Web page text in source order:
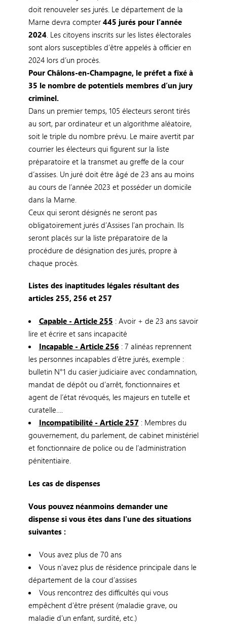
doit renouveler ses jurés. Le département de la
Marne devra compter 445 jurés pour l’année
2024. Les citoyens inscrits sur les listes électorales
sont alors susceptibles d’être appelés à officier en
2024 lors d’un procès.
Pour Châlons-en-Champagne, le préfet a fixé à
35 le nombre de potentiels membres d’un jury
criminel.
Dans un premier temps, 105 électeurs seront tirés
au sort, par ordinateur et un algorithme aléatoire,
soit le triple du nombre prévu. Le maire avertit par
courrier les électeurs qui figurent sur la liste
préparatoire et la transmet au greffe de la cour
d’assises. Un juré doit être âgé de 23 ans au moins
au cours de l’année 2023 et posséder un domicile
dans la Marne.
Ceux qui seront désignés ne seront pas
obligatoirement jurés d’Assises l’an prochain. Ils
seront placés sur la liste préparatoire de la
procédure de désignation des jurés, propre à
chaque procès.
Listes des inaptitudes légales résultant des
articles 255, 256 et 257
Capable - Article 255 : Avoir + de 23 ans savoir
lire et écrire et sans incapacité
Incapable - Article 256: 7 alinéas reprennent
les personnes incapables d’être jurés, exemple :
bulletin N°1 du casier judiciaire avec condamnation,
mandat de dépôt ou d’arrêt, fonctionnaires et
agent de l’état révoqués, les majeurs en tutelle et
curatelle….
Incompatibilité - Article 257 : Membres du
gouvernement, du parlement, de cabinet ministériel
et fonctionnaire de police ou de l’administration
pénitentiaire.
Les cas de dispenses
Vous pouvez néanmoins demander une
dispense si vous êtes dans l'une des situations
suivantes :
Vous avez plus de 70 ans
Vous n'avez plus de résidence principale dans le
département de la cour d’assises
Vous rencontrez des difficultés qui vous
empêchent d'être présent (maladie grave, ou
maladie d'un enfant, surdité, etc.)